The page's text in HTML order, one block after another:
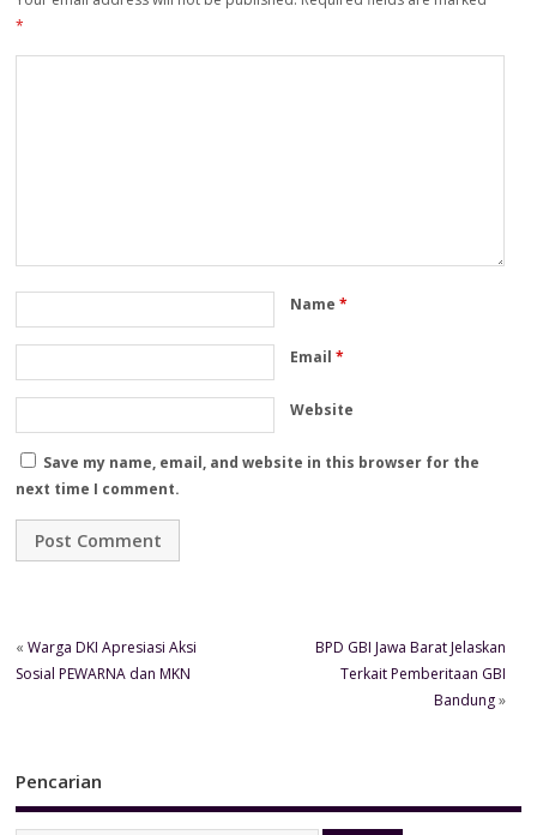
*
Name*
Email*
Website
Save my name, email, and website in this browser for the
next time I comment.
«Warga DKI Apresiasi Aksi
Sosial PEWARNA dan MKN
BPD GBI Jawa Barat Jelaskan
Terkait Pemberitaan GBI
Bandung»
Pencarian